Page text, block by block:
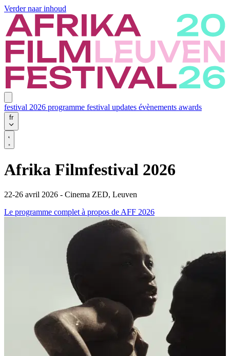
Verder naar inhoud
festival 2026 programme festival updates évènements awards
fr
Afrika Filmfestival 2026
22-26 avril 2026 - Cinema ZED, Leuven
Le programme complet à propos de AFF 2026